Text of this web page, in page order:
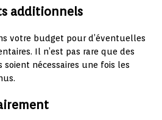
additionnels
votre budget pour d’éventuelles
Il n’est pas rare que des
nécessaires une fois les